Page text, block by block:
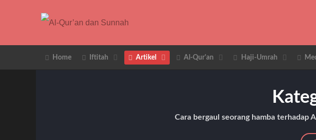
Home Iftitah Artikel Al-Qur'an Haji-Umrah
Cara bergaul seorang hamba terhadap